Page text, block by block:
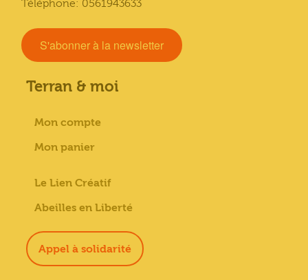
Téléphone: 0561943633
S'abonner à la newsletter
Terran & moi
Mon compte
Mon panier
Le Lien Créatif
Abeilles en Liberté
Appel à solidarité